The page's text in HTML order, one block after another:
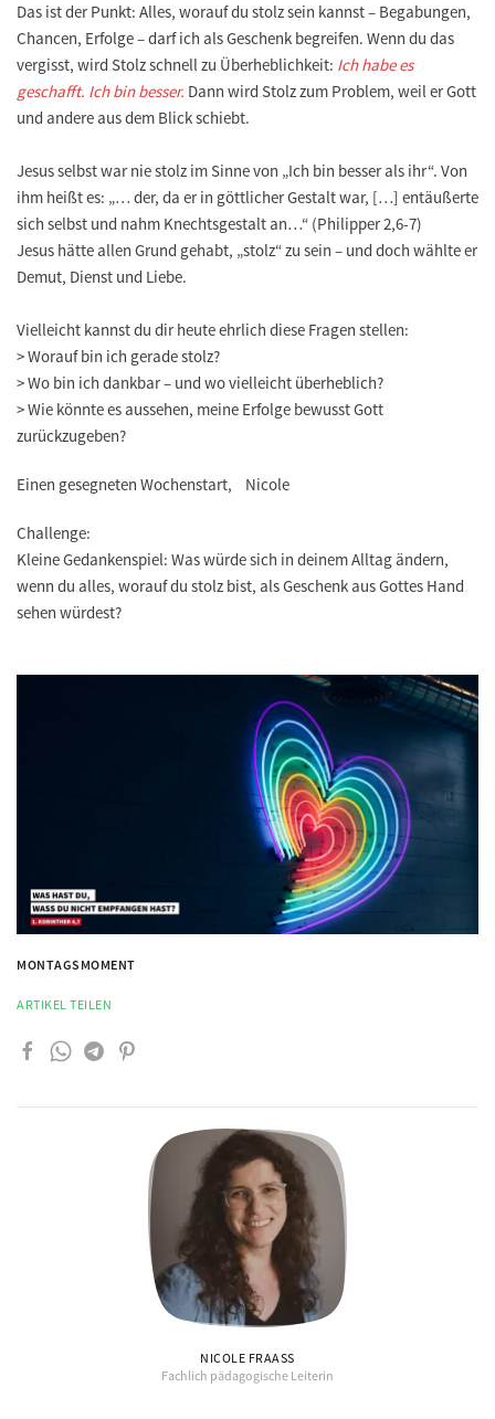
Das ist der Punkt: Alles, worauf du stolz sein kannst – Begabungen,
Chancen, Erfolge – darf ich als Geschenk begreifen. Wenn du das
vergisst, wird Stolz schnell zu Überheblichkeit: Ich habe es
geschafft. Ich bin besser. Dann wird Stolz zum Problem, weil er Gott
und andere aus dem Blick schiebt.
Jesus selbst war nie stolz im Sinne von „Ich bin besser als ihr“. Von
ihm heißt es: „… der, da er in göttlicher Gestalt war, […] entäußerte
sich selbst und nahm Knechtsgestalt an…“ (Philipper 2,6-7)
Jesus hätte allen Grund gehabt, „stolz“ zu sein – und doch wählte er
Demut, Dienst und Liebe.
Vielleicht kannst du dir heute ehrlich diese Fragen stellen:
> Worauf bin ich gerade stolz?
> Wo bin ich dankbar – und wo vielleicht überheblich?
> Wie könnte es aussehen, meine Erfolge bewusst Gott
zurückzugeben?
Einen gesegneten Wochenstart, Nicole
Challenge:
Kleine Gedankenspiel: Was würde sich in deinem Alltag ändern,
wenn du alles, worauf du stolz bist, als Geschenk aus Gottes Hand
sehen würdest?
MONTAGSMOMENT
ARTIKEL TEILEN
NICOLE FRAASS
Fachlich pädagogische Leiterin